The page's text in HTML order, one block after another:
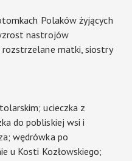
Polaków żyjących
nastrojów
rozstrzelane matki, siostry
ucieczka z
do pobliskiej wsi i
wędrówka po
u Kosti Kozłowskiego;